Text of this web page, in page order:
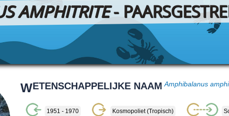
AMPHITRITE-
WETENSCHAPPELIJKE NAAM Amphibalanus
1951 - 1970 Kosmopoliet (tropisch)